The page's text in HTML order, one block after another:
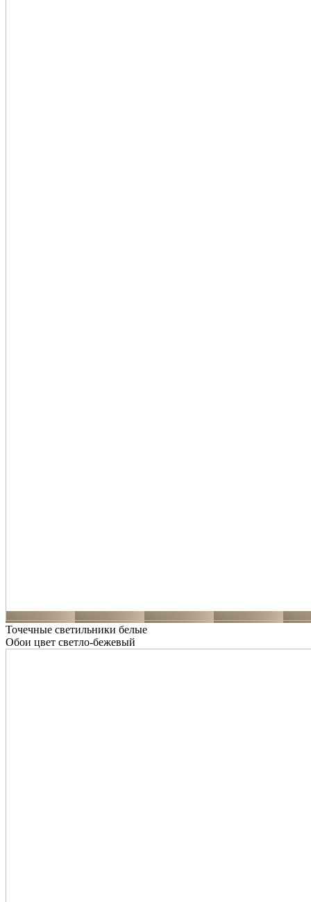
Точечные светильники белые
Обои цвет светло-бежевый